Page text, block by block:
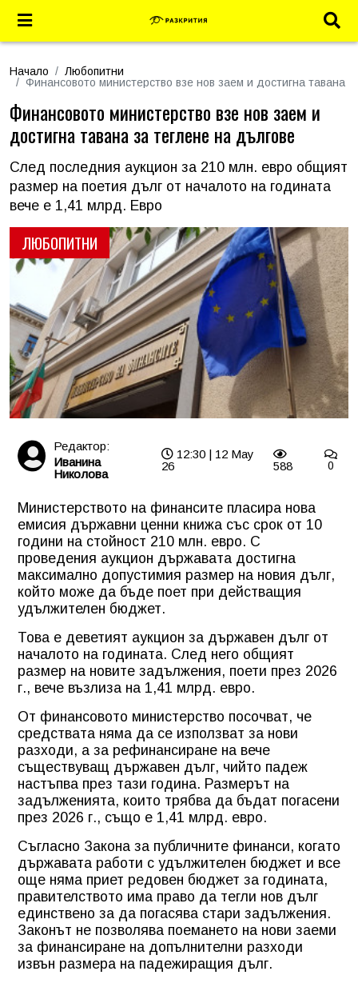
Начало
Любопитни
Финансовото министерство взе нов заем и достигна тавана
ЛЮБОПИТНИ
Финансовото министерство взе нов заем и
достигна тавана за теглене на дългове
След последния аукцион за 210 млн. евро общият
размер на поетия дълг от началото на годината
вече е 1,41 млрд. Евро
Редактор:
Иванина
Николова
12:30 | 12 May
26
588 0
Министерството на финансите пласира нова
емисия държавни ценни книжа със срок от 10
години на стойност 210 млн. евро. С
проведения аукцион държавата достигна
максимално допустимия размер на новия дълг,
който може да бъде поет при действащия
удължителен бюджет.
Това е деветият аукцион за държавен дълг от
началото на годината. След него общият
размер на новите задължения, поети през 2026
г., вече възлиза на 1,41 млрд. евро.
От финансовото министерство посочват, че
средствата няма да се използват за нови
разходи, а за рефинансиране на вече
съществуващ държавен дълг, чийто падеж
настъпва през тази година. Размерът на
задълженията, които трябва да бъдат погасени
през 2026 г., също е 1,41 млрд. евро.
Съгласно Закона за публичните финанси, когато
държавата работи с удължителен бюджет и все
още няма приет редовен бюджет за годината,
правителството има право да тегли нов дълг
единствено за да погасява стари задължения.
Законът не позволява поемането на нови заеми
за финансиране на допълнителни разходи
извън размера на падежиращия дълг.